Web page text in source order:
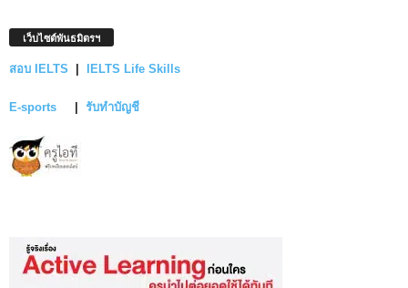
เว็บไซต์พันธมิตรฯ
สอบ IELTS IELTS Life Skills
E-sports รับทำบัญชี